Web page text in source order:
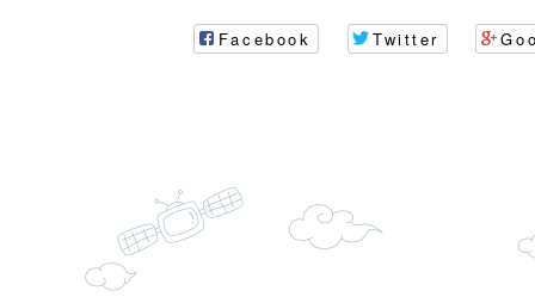
情緒管理訓練-獨輪
「生命教育議題深化
檢送LED跑馬燈文字
理「普特協作—課程
知能工作坊」
「115年適應運動經
題交流工作坊」活動
轉知教育部國教署生
業發展中心（國立羅
檢送桃園市政府LED
Facebook Twitter